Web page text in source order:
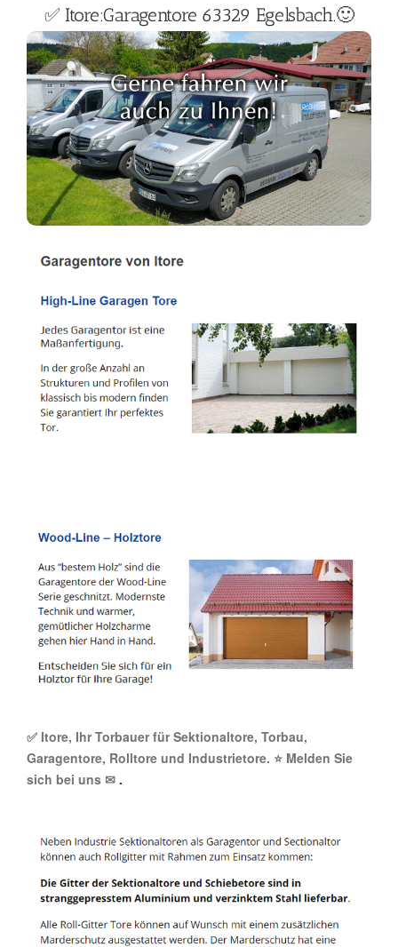
✅ Itore:Garagentore 63329 Egelsbach.🙂
✅ Itore, Ihr Torbauer für Sektionaltore, Torbau,
Garagentore, Rolltore und Industrietore. ⭐ Melden Sie
sich bei uns ✉ .